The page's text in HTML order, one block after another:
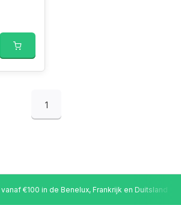
1
€100 in de Benelux, Frankrijk en Duitsland